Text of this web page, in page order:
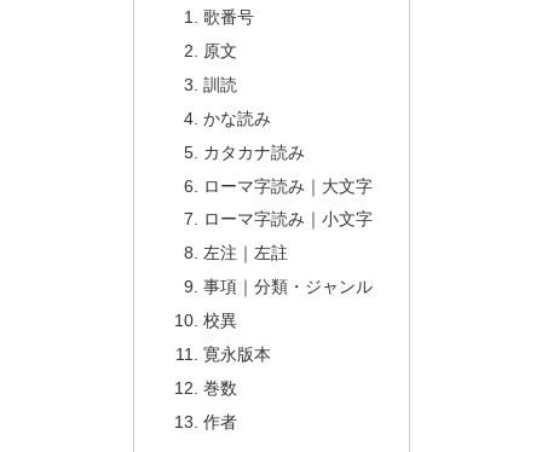
歌番号
原文
訓読
かな読み
カタカナ読み
ローマ字読み｜大文字
ローマ字読み｜小文字
左注｜左註
事項｜分類・ジャンル
校異
寛永版本
巻数
作者